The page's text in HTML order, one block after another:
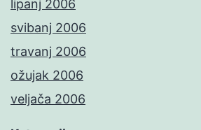
lipanj 2006
svibanj 2006
travanj 2006
ožujak 2006
veljača 2006